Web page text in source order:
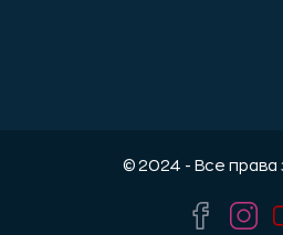
© 2024 - Все